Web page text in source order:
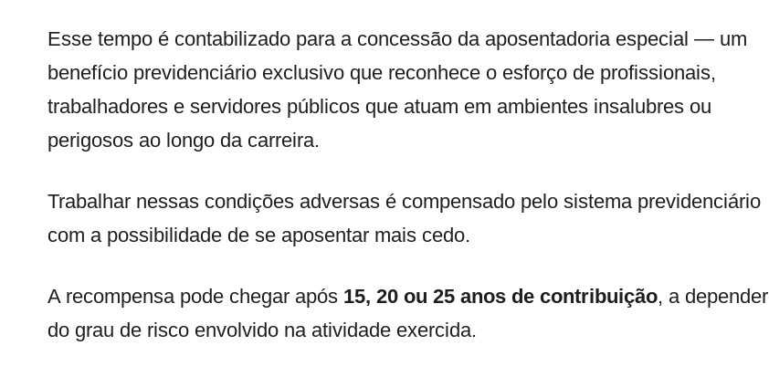
Esse tempo é contabilizado para a concessão da aposentadoria especial — um
benefício previdenciário exclusivo que reconhece o esforço de profissionais,
trabalhadores e servidores públicos que atuam em ambientes insalubres ou
perigosos ao longo da carreira.
Trabalhar nessas condições adversas é compensado pelo sistema previdenciário
com a possibilidade de se aposentar mais cedo.
A recompensa pode chegar após 15, 20 ou 25 anos de contribuição, a depender
do grau de risco envolvido na atividade exercida.